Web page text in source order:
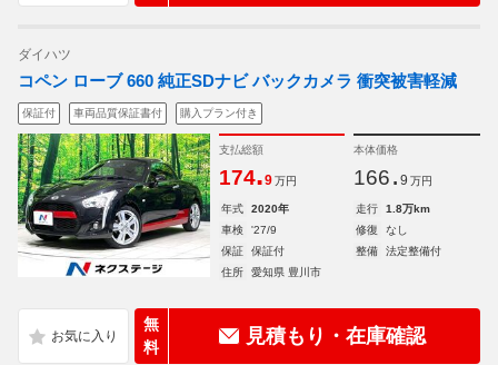
ダイハツ
コペン ローブ 660 純正SDナビ バックカメラ 衝突被害軽減
保証付 車両品質保証書付 購入プラン付き
支払総額
174.9 万円
本体価格
166. 9 万円
年式 2020年 走行
1.8万km
車検
'27/9 修復
なし
保証
保証付 整備
法定整備付
住所
愛知県 豊川市
無
料
見積もり・在庫確認